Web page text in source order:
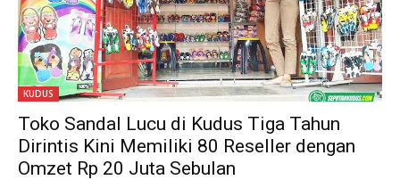
KUDUS
Toko Sandal Lucu di Kudus Tiga Tahun
Dirintis Kini Memiliki 80 Reseller dengan
Omzet Rp 20 Juta Sebulan